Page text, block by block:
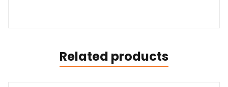
Related products